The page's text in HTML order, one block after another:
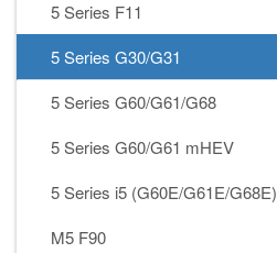
5 Series F11
5 Series G30/G31
5 Series G60/G61/G68
5 Series G60/G61 mHEV
5 Series i5 (G60E/G61E/G68E)
M5 F90